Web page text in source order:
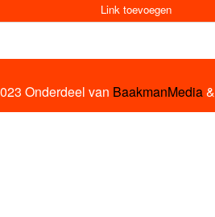
Link toevoegen
Onderdeel van BaakmanMedia&